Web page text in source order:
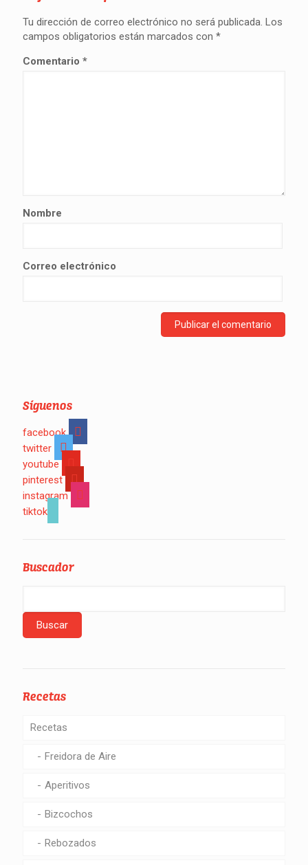
Tu dirección de correo electrónico no será publicada. Los
campos obligatorios están marcados con *
Comentario *
Nombre
Correo electrónico
Síguenos
facebook
twitter
youtube
pinterest
instagram
tiktok
Buscador
Recetas
Recetas
Freidora de Aire
Aperitivos
Bizcochos
Rebozados